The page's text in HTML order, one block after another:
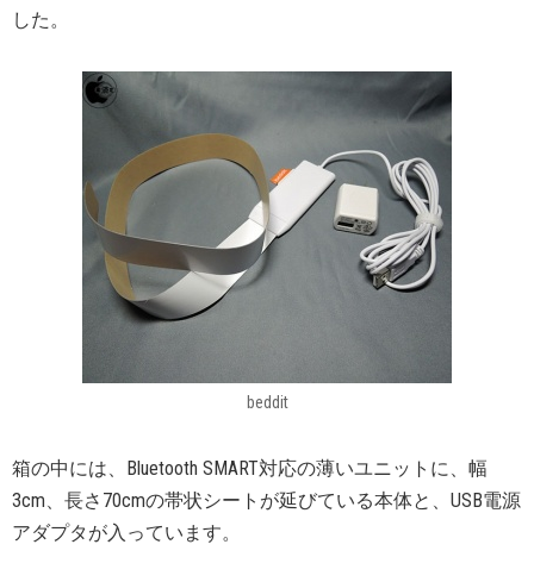
した。
beddit
箱の中には、Bluetooth SMART対応の薄いユニットに、幅
3cm、長さ70cmの帯状シートが延びている本体と、USB電源
アダプタが入っています。